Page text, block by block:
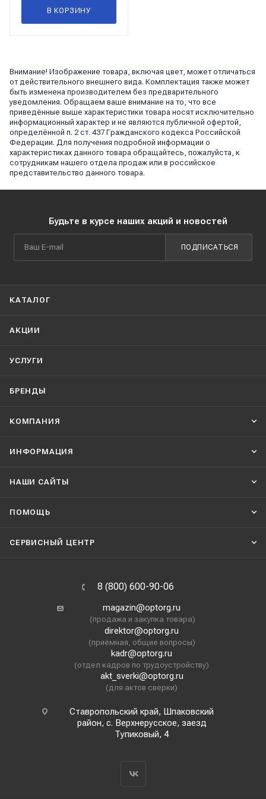
В КОРЗИНУ
Внимание! Изображение товара, включая цвет, может отличаться
от действительного внешнего вида. Комплектация также может
быть изменена производителем без предварительного
уведомления. Обращаем ваше внимание на то, что все
приведённые выше характеристики товара носят исключительно
информационный характер и не являются публичной офертой,
определённой п. 2 ст. 437 Гражданского кодекса Российской
Федерации. Для получения подробной информации о
характеристиках данного товара обращайтесь, пожалуйста, к
сотрудникам нашего отдела продаж или в российское
представительство данного товара.
Будьте в курсе наших акций и новостей
ПОДПИСАТЬСЯ
КАТАЛОГ
АКЦИИ
УСЛУГИ
БРЕНДЫ
КОМПАНИЯ
ИНФОРМАЦИЯ
НАШИ CАЙТЫ
ПОМОЩЬ
СЕРВИСНЫЙ ЦЕНТР
8 (800) 600-90-06
magazin@optorg.ru
(продажа и закупка товара)
direktor@optorg.ru
(приёмная, общие вопросы)
kadr@optorg.ru
(отдел кадров по трудоустройству)
akt_sverki@optorg.ru
(для актов сверки)
Ставропольский край, Шпаковский
район, с. Верхнерусское, заезд
Тупиковый, 4